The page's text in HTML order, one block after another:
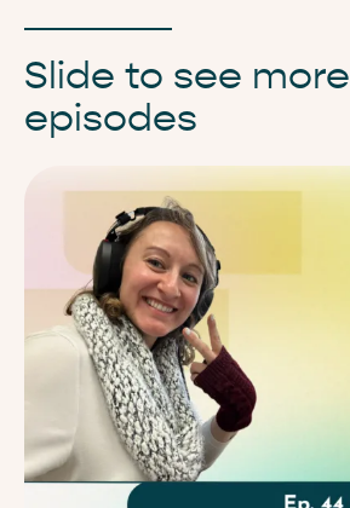
Slide to see more
episodes